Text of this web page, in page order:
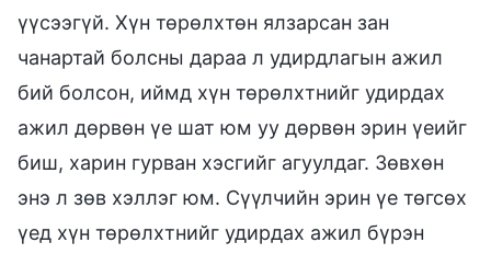
үүсээгүй. Хүн төрөлхтөн ялзарсан зан
чанартай болсны дараа л удирдлагын ажил
бий болсон, иймд хүн төрөлхтнийг удирдах
ажил дөрвөн үе шат юм уу дөрвөн эрин үеийг
биш, харин гурван хэсгийг агуулдаг. Зөвхөн
энэ л зөв хэллэг юм. Сүүлчийн эрин үе төгсөх
үед хүн төрөлхтнийг удирдах ажил бүрэн